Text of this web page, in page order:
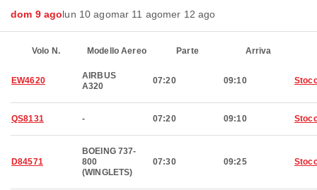
dom 9 agolun 10 agomar 11 agomer 12 ago
Volo N. Modello Aereo Parte Arriva
EW4620
AIRBUS
A320
07:20 09:10
QS8131 - 07:20 09:10
D84571
BOEING 737-
800
(WINGLETS)
07:30 09:25